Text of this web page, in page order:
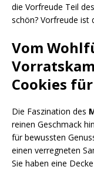
die Vorfreude Teil
schön? Vorfreude ist
Vom
Cookies
Die Faszination des
reinen Geschmack
für bewussten
einen verregneten
Sie haben eine